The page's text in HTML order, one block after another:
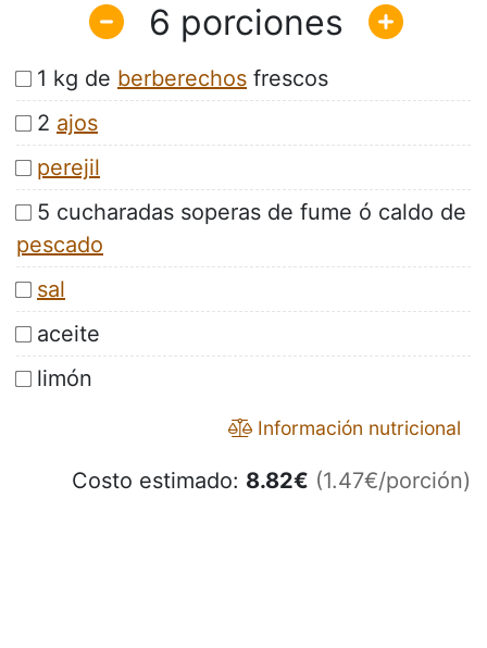
6
1 kg de berberechos frescos
2 ajos
perejil
5 cucharadas soperas de fume ó caldo de
pescado
sal
aceite
limón
Información nutricional
Costo estimado: 8.82€ (1.47€/porción)